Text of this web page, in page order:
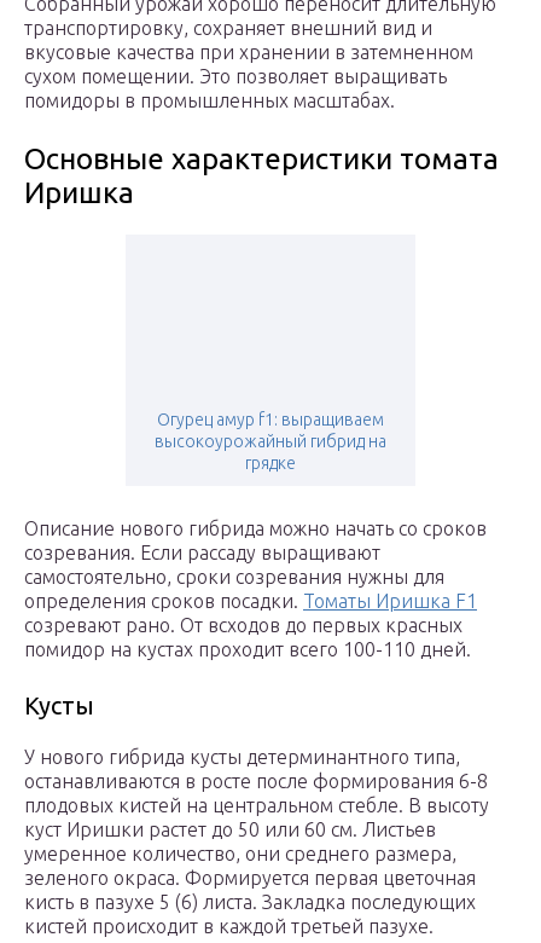
транспортировку, сохраняет внешний вид и
вкусовые качества при хранении в затемненном
сухом помещении. Это позволяет выращивать
помидоры в промышленных масштабах.
Основные характеристики томата
Иришка
Огурец амур f1: выращиваем
высокоурожайный гибрид на
грядке
Описание нового гибрида можно начать со сроков
созревания. Если рассаду выращивают
самостоятельно, сроки созревания нужны для
определения сроков посадки. Томаты Иришка F1
созревают рано. От всходов до первых красных
помидор на кустах проходит всего 100-110 дней.
Кусты
У нового гибрида кусты детерминантного типа,
останавливаются в росте после формирования 6-8
плодовых кистей на центральном стебле. В высоту
куст Иришки растет до 50 или 60 см. Листьев
умеренное количество, они среднего размера,
зеленого окраса. Формируется первая цветочная
кисть в пазухе 5 (6) листа. Закладка последующих
кистей происходит в каждой третьей пазухе.